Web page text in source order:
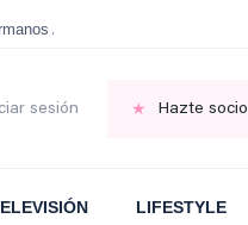
Aranguren sobre el ARROZ
sesión Hazte socio
LIFESTYLE